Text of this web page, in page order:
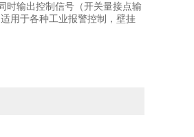
时输出控制信号（开关量接点输
用于各种工业报警控制，壁挂